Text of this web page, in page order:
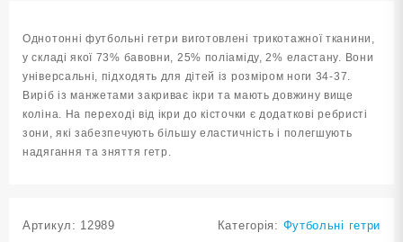
Однотонні футбольні гетри виготовлені трикотажної тканини,
у складі якої 73% бавовни, 25% поліаміду, 2% еластану. Вони
універсальні, підходять для дітей із розміром ноги 34-37.
Виріб із манжетами закриває ікри та мають довжину вище
коліна. На переході від ікри до кісточки є додаткові ребристі
зони, які забезпечують більшу еластичність і полегшують
надягання та зняття гетр.
Артикул: 12989 Категорія: Футбольні гетри